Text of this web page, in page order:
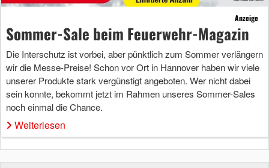
Anzeige
Sommer-Sale beim Feuerwehr-Magazin
Die Interschutz ist vorbei, aber pünktlich zum Sommer verlängern
wir die Messe-Preise! Schon vor Ort in Hannover haben wir viele
unserer Produkte stark vergünstigt angeboten. Wer nicht dabei
sein konnte, bekommt jetzt im Rahmen unseres Sommer-Sales
noch einmal die Chance.
Weiterlesen